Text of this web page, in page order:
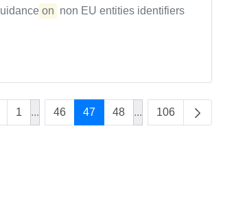
on non EU entities identifiers
1 ...Intermediate Pages Use TAB to navigate.
46 47 48 ...Intermediate
106